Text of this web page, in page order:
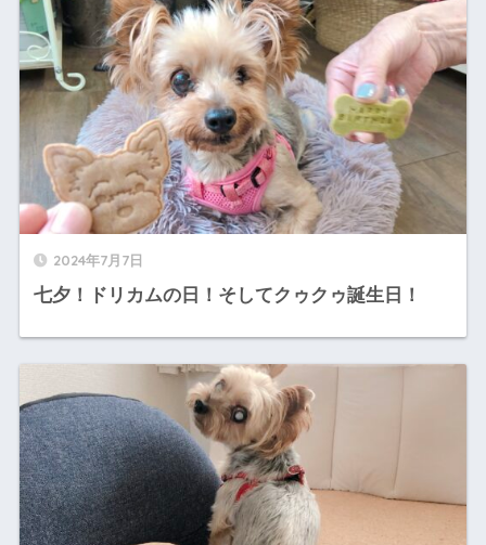
2024年7月7日
七夕！ドリカムの日！そしてクゥクゥ誕生日！